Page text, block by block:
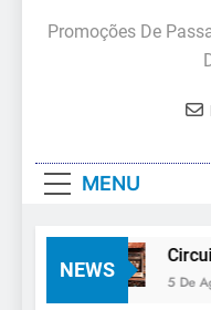
Promoções De
MENU
NEWS
Circuito
5 De